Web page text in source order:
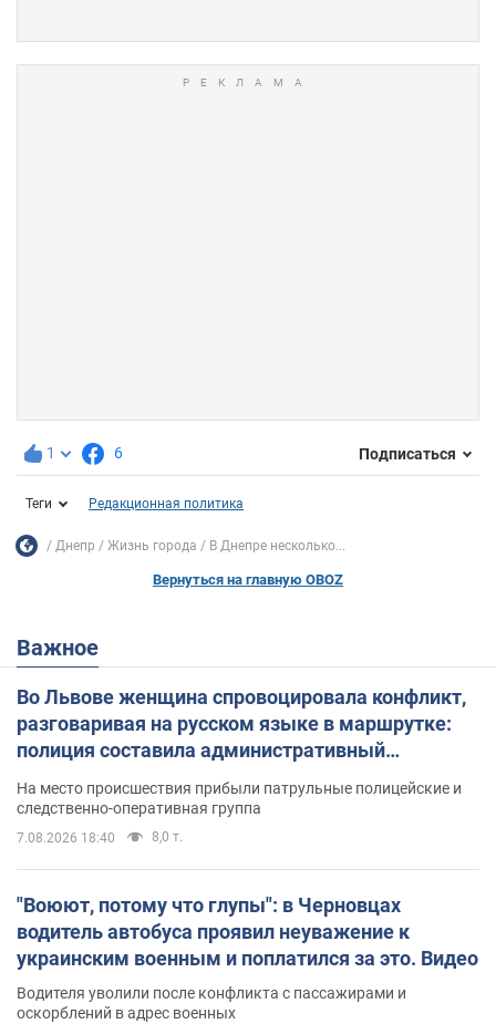
1 6 Подписаться
Теги Редакционная политика
Днепр Жизнь города В Днепре несколько...
Вернуться на главную OBOZ
Важное
Во Львове женщина спровоцировала конфликт,
разговаривая на русском языке в маршрутке:
полиция составила административный
протокол. Видео
На место происшествия прибыли патрульные полицейские и
следственно-оперативная группа
7.08.2026 18:40 8,0 т.
"Воюют, потому что глупы": в Черновцах
водитель автобуса проявил неуважение к
украинским военным и поплатился за это. Видео
Водителя уволили после конфликта с пассажирами и
оскорблений в адрес военных